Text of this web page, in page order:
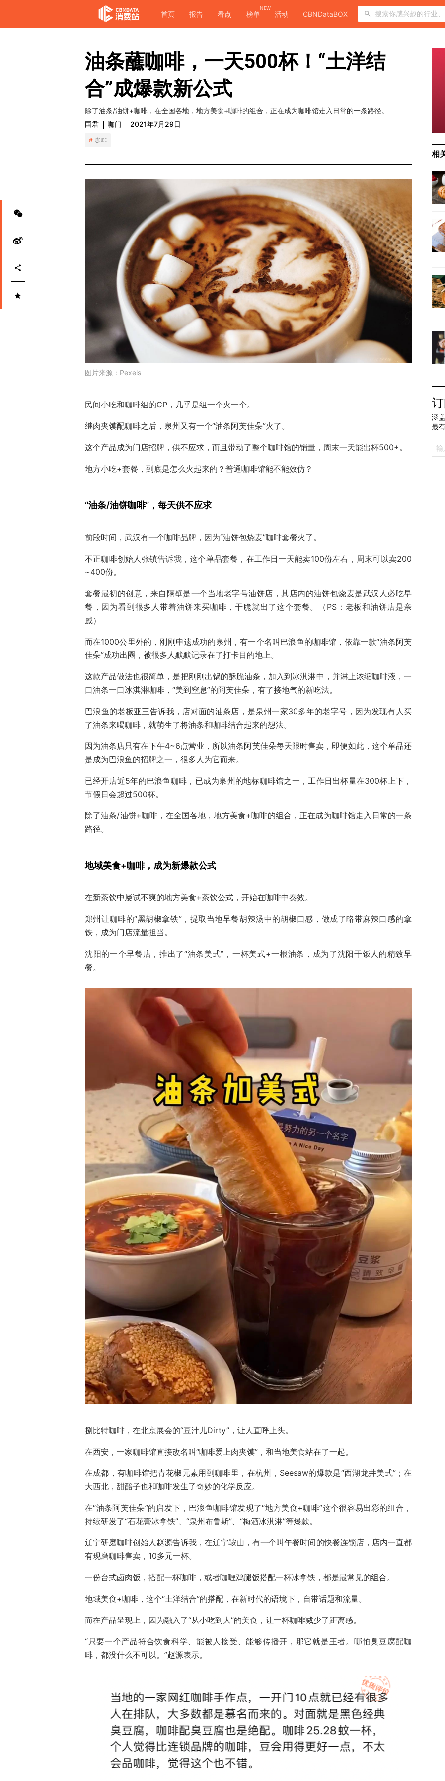
首页 报告 看点 榜单
NEW
活动 CBNDataBOX
油条蘸咖啡，一天500杯！“土洋结
合”成爆款新公式
除了油条/油饼+咖啡，在全国各地，地方美食+咖啡的组合，正在成为咖啡馆走入日常的一条路径。
国君
咖门 2021年7月29日
咖啡
图片来源： Pexels
民间小吃和咖啡组的CP，几乎是组一个火一个。
继肉夹馍配咖啡之后，泉州又有一个“油条阿芙佳朵”火了。
这个产品成为门店招牌，供不应求，而且带动了整个咖啡馆的销量，周末一天能出杯500+。
地方小吃+套餐，到底是怎么火起来的？普通咖啡馆能不能效仿？
“油条/油饼咖啡”，每天供不应求
前段时间，武汉有一个咖啡品牌，因为“油饼包烧麦”咖啡套餐火了。
不正咖啡创始人张镇告诉我，这个单品套餐，在工作日一天能卖100份左右，周末可以卖200
~400份。
套餐最初的创意，来自隔壁是一个当地老字号油饼店，其店内的油饼包烧麦是武汉人必吃早
餐，因为看到很多人带着油饼来买咖啡，干脆就出了这个套餐。（PS：老板和油饼店是亲
戚）
而在1000公里外的，刚刚申遗成功的泉州，有一个名叫巴浪鱼的咖啡馆，依靠一款“油条阿芙
佳朵”成功出圈，被很多人默默记录在了打卡目的地上。
这款产品做法也很简单，是把刚刚出锅的酥脆油条，加入到冰淇淋中，并淋上浓缩咖啡液，一
口油条一口冰淇淋咖啡，“美到窒息”的阿芙佳朵，有了接地气的新吃法。
巴浪鱼的老板亚三告诉我，店对面的油条店，是泉州一家30多年的老字号，因为发现有人买
了油条来喝咖啡，就萌生了将油条和咖啡结合起来的想法。
因为油条店只有在下午4~6点营业，所以油条阿芙佳朵每天限时售卖，即便如此，这个单品还
是成为巴浪鱼的招牌之一，很多人为它而来。
已经开店近5年的巴浪鱼咖啡，已成为泉州的地标咖啡馆之一，工作日出杯量在300杯上下，
节假日会超过500杯。
除了油条/油饼+咖啡，在全国各地，地方美食+咖啡的组合，正在成为咖啡馆走入日常的一条
路径。
地域美食+咖啡，成为新爆款公式
在新茶饮中屡试不爽的地方美食+茶饮公式，开始在咖啡中奏效。
郑州让咖啡的“黑胡椒拿铁”，提取当地早餐胡辣汤中的胡椒口感，做成了略带麻辣口感的拿
铁，成为门店流量担当。
沈阳的一个早餐店，推出了“油条美式”，一杯美式+一根油条，成为了沈阳干饭人的精致早
餐。
捌比特咖啡，在北京展会的“豆汁儿Dirty”，让人直呼上头。
在西安，一家咖啡馆直接改名叫“咖啡爱上肉夹馍”，和当地美食站在了一起。
在成都，有咖啡馆把青花椒元素用到咖啡里，在杭州，Seesaw的爆款是“西湖龙井美式”；在
大西北，甜醅子也和咖啡发生了奇妙的化学反应。
在“油条阿芙佳朵”的启发下，巴浪鱼咖啡馆发现了“地方美食+咖啡”这个很容易出彩的组合，
持续研发了“石花膏冰拿铁”、“泉州布鲁斯”、“梅酒冰淇淋”等爆款。
辽宁研磨咖啡创始人赵源告诉我，在辽宁鞍山，有一个叫午餐时间的快餐连锁店，店内一直都
有现磨咖啡售卖，10多元一杯。
一份台式卤肉饭，搭配一杯咖啡，或者咖喱鸡腿饭搭配一杯冰拿铁，都是最常见的组合。
地域美食+咖啡，这个“土洋结合”的搭配，在新时代的语境下，自带话题和流量。
而在产品呈现上，因为融入了“从小吃到大”的美食，让一杯咖啡减少了距离感。
“只要一个产品符合饮食科学、能被人接受、能够传播开，那它就是王者。哪怕臭豆腐配咖
啡，都没什么不可以。”赵源表示。
相
涵
最